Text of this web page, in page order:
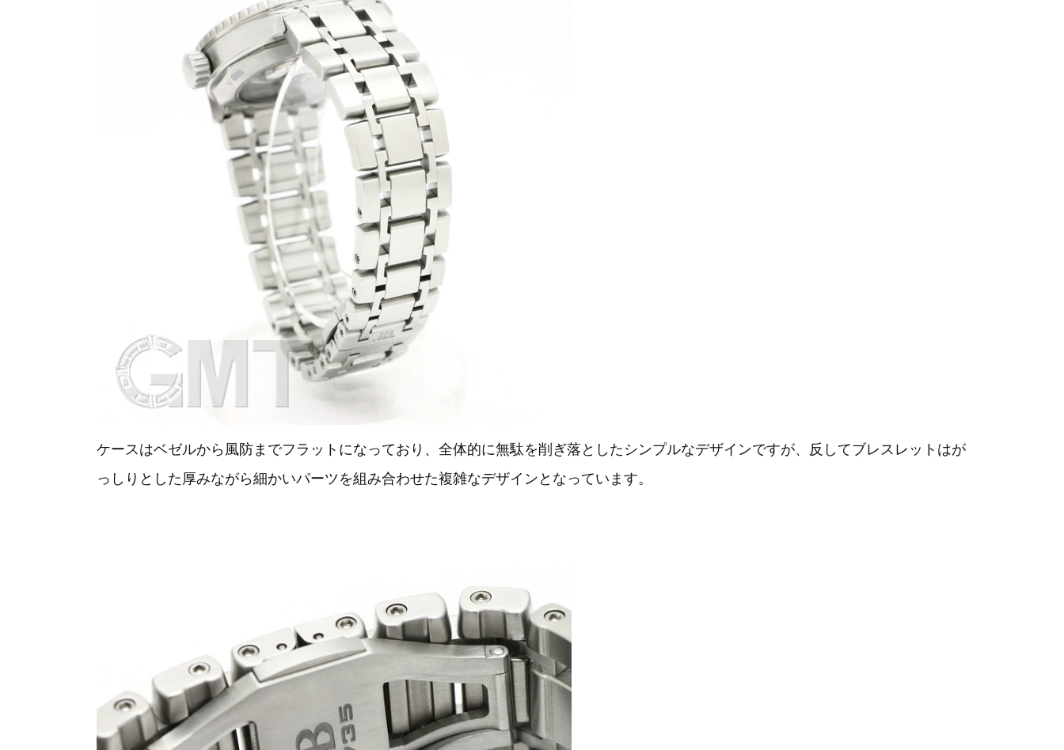
ケースはベゼルから風防までフラットになっており、全体的に無駄を削ぎ落としたシンプルなデザインですが、反してブレスレットはが
っしりとした厚みながら細かいパーツを組み合わせた複雑なデザインとなっています。